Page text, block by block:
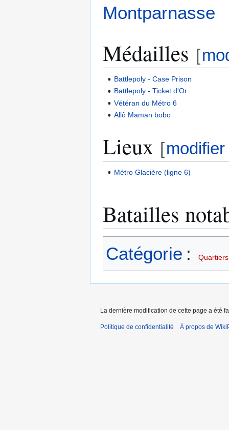
Montparnasse
Médailles [
Battlepoly - Case Prison
Battlepoly - Ticket d'Or
Vétéran du Métro 6
Allô Maman bobo
Lieux [modifier
Métro Glacière (ligne 6)
Batailles
Catégorie : Quartiers
La dernière modification de cette page a été
Politique de confidentialité À propos de